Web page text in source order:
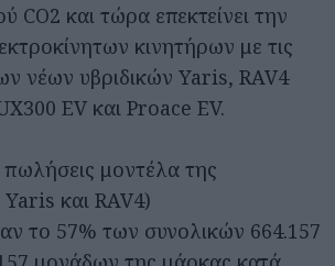
CO2 και τώρα επεκτείνει την
κινητήρων με τις
νέων υβριδικών Yaris, RAV4
EV και Proace EV.
μοντέλα της
και RAV4)
το 57% των συνολικών 664.157